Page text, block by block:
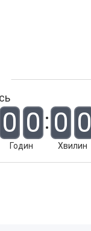
0 0
Годин
0 0
Хвилин